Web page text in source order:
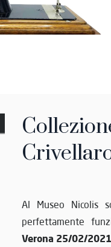
Al Museo Nicolis
perfettamente
Verona 25/02/